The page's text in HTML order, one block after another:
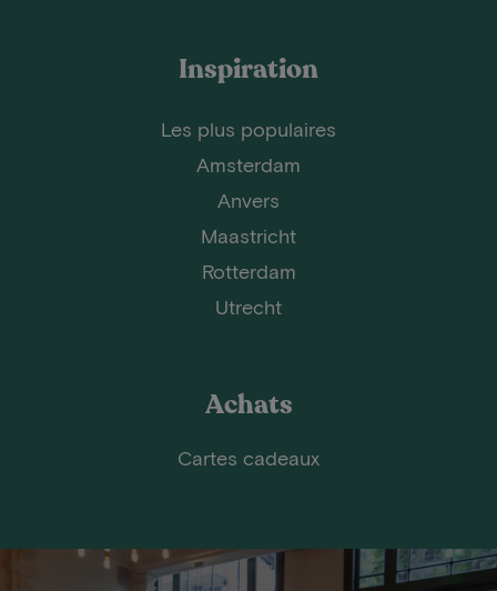
Inspiration
Les plus populaires
Amsterdam
Anvers
Maastricht
Rotterdam
Utrecht
Achats
Cartes cadeaux